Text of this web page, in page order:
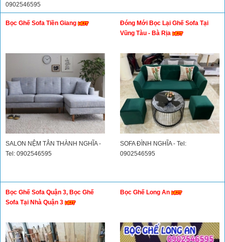
0902546595
Bọc Ghế Sofa Tiền Giang
SALON NỆM TÂN THÀNH NGHĨA -
Tel: 0902546595
Đóng Mới Bọc Lại Ghế Sofa Tại
Vũng Tàu - Bà Rịa
SOFA ĐÌNH NGHĨA - Tel:
0902546595
Bọc Ghế Sofa Quận 3, Bọc Ghế
Sofa Tại Nhà Quận 3
Bọc Ghế Long An